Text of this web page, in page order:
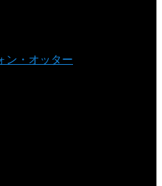
ン・オッター